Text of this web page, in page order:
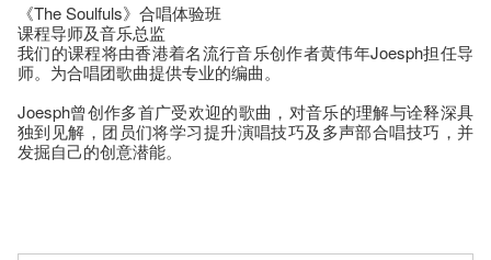
《The Soulfuls》合唱体验班
课程导师及音乐总监
我们的课程将由香港着名流行音乐创作者黄伟年Joesph担任导
师。为合唱团歌曲提供专业的编曲。
Joesph曾创作多首广受欢迎的歌曲，对音乐的理解与诠释深具
独到见解，团员们将学习提升演唱技巧及多声部合唱技巧，并
发掘自己的创意潜能。